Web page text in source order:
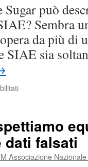
operazione
commerciale
può
Sembra
da più di
sia
su
Sugar
all’Espresso
dati falsati
Associazione